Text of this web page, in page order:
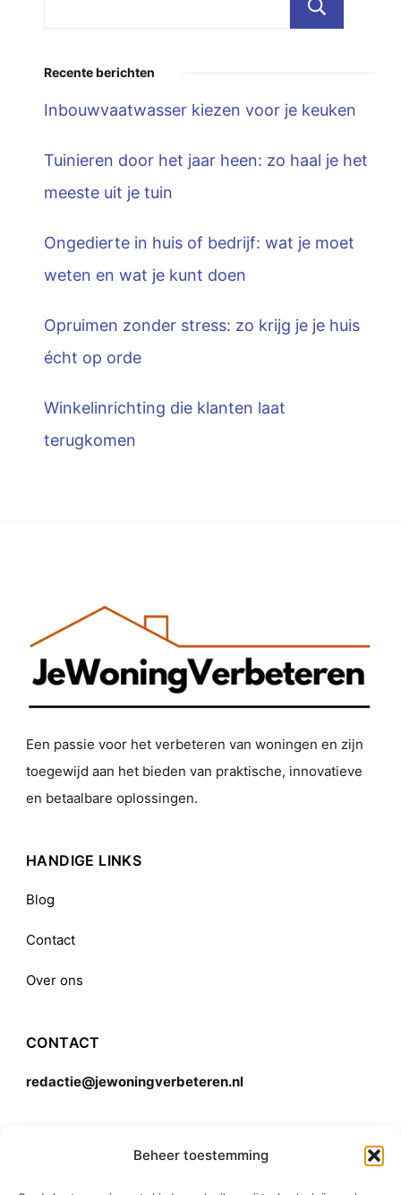
Beheer toestemming
Recente berichten
Inbouwvaatwasser kiezen voor je keuken
Tuinieren door het jaar heen: zo haal je het
meeste uit je tuin
Ongedierte in huis of bedrijf: wat je moet
weten en wat je kunt doen
Opruimen zonder stress: zo krijg je je huis
écht op orde
Winkelinrichting die klanten laat
terugkomen
Een passie voor het verbeteren van woningen en zijn
toegewijd aan het bieden van praktische, innovatieve
en betaalbare oplossingen.
HANDIGE LINKS
Blog
Contact
Over ons
CONTACT
redactie@jewoningverbeteren.nl